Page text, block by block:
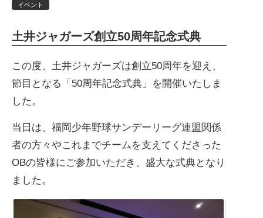
イベント
土井ジャガーズ創立50周年記念式典
この度、土井ジャガーズは創立50周年を迎え、
節目となる「50周年記念式典」を開催いたしま
した。
当日は、福岡少年野球サンデーリーグ連盟関係
者の方々やこれまでチームを支えてくださった
OBの皆様にご参加いただき、盛大な式典となり
ました。